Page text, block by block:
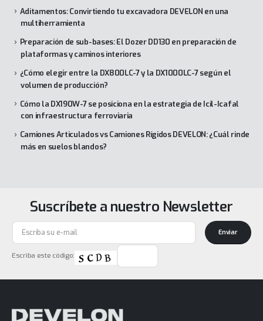
Aditamentos: Convirtiendo tu excavadora DEVELON en una
multiherramienta
Preparación de sub-bases: El Dozer DD130 en preparación de
plataformas y caminos interiores
¿Cómo elegir entre la DX800LC-7 y la DX1000LC-7 según el
volumen de producción?
Cómo la DX190W-7 se posiciona en la estrategia de Icil-Icafal
con infraestructura ferroviaria
Camiones Articulados vs Camiones Rígidos DEVELON: ¿Cuál rinde
más en suelos blandos?
Suscríbete a nuestro Newsletter
Escriba este código:
Enviar